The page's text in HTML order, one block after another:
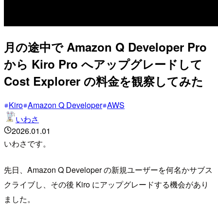
月の途中で Amazon Q Developer Pro
から Kiro Pro へアップグレードして
Cost Explorer の料金を観察してみた
Kiro Amazon Q Developer AWS
いわさ
2026.01.01
いわさです。
先日、Amazon Q Developer の新規ユーザーを何名かサブス
クライブし、その後 Kiro にアップグレードする機会があり
ました。